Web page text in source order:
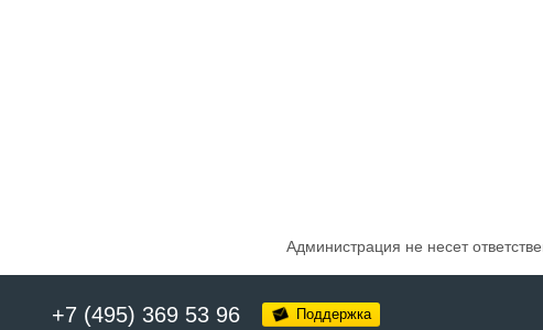
Администрация не несет
+7 (495) 369 53 96 Поддержка